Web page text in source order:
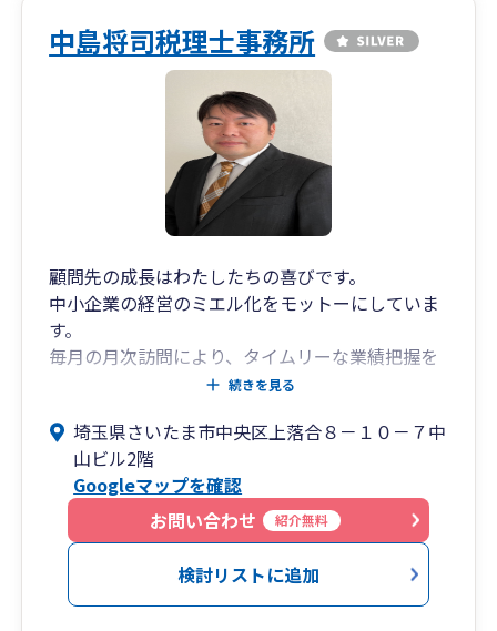
気軽にお問い合わせくださいませ。（初回相談は
無料です）
中島将司税理士事務所
顧問先の成長はわたしたちの喜びです。
中小企業の経営のミエル化をモットーにしていま
す。
毎月の月次訪問により、タイムリーな業績把握を
続きを見る
埼玉県さいたま市中央区上落合８－１０－７中
山ビル2階
Googleマップを確認
お問い合わせ
紹介無料
検討リストに追加